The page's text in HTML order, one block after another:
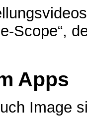
Scope“,
Apps
Image